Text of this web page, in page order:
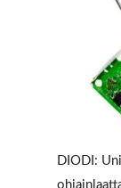
DIODI: